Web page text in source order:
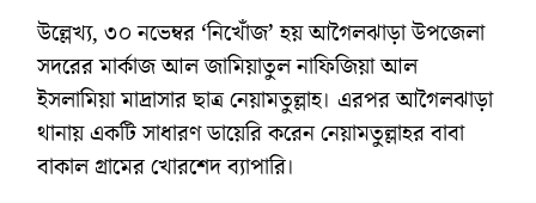
উল্লেখ্য, ৩০ নভেম্বর ‘নিখোঁজ’ হয় আগৈলঝাড়া উপজেলা
সদরের মার্কাজ আল জামিয়াতুল নাফিজিয়া আল
ইসলামিয়া মাদ্রাসার ছাত্র নেয়ামতুল্লাহ। এরপর আগৈলঝাড়া
থানায় একটি সাধারণ ডায়েরি করেন নেয়ামতুল্লাহর বাবা
বাকাল গ্রামের খোরশেদ ব্যাপারি।